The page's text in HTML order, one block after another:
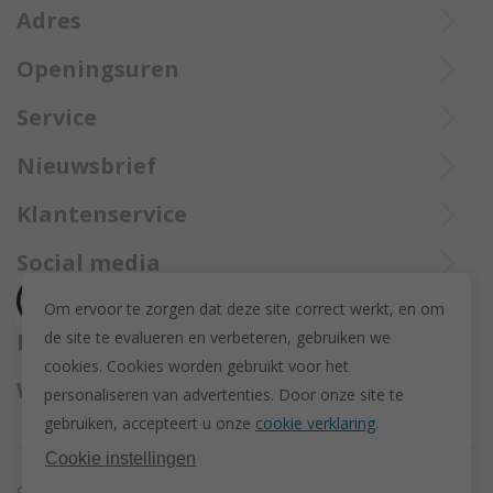
opgestuurd met Bpost.
Adres
Ieperstraat 3
057 33 34 61
info@juwelennevejan.be
Openingsuren
Di tot Zat : 10u tot 12u en 13u30 tot 18u
Service
Bel Trollbeadsonlineservice op
+32 057 33 34 61
of bereik ons viamail
Nieuwsbrief
Alles over nieuwe Trollbeadsproducten en acties te weten
(Max. 2 e-mails per maand.)
Klantenservice
Over ons
Herroeping
Retourneren en ruilen
Privacy policy
Algemene voorwaarden
Disclaimer
Actievoorwaarden - Trollbeads GWP Paashanger
Social media
Betaalmethodes
Wij versturen met
Om ervoor te zorgen dat deze site correct werkt, en om
de site te evalueren en verbeteren, gebruiken we
cookies. Cookies worden gebruikt voor het
personaliseren van advertenties. Door onze site te
gebruiken, accepteert u onze cookie verklaring.
Cookie instellingen